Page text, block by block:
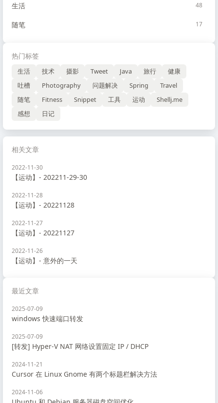
生活 48
随笔 17
热门标签
生活 技术 摄影 Tweet Java 旅行
健康
吐槽
Photography 问题解决 Spring
Travel
随笔
Fitness Snippet 工具 运动
Shellj.me
感想
日记
相关文章
2022-11-30
【运动】- 202211-29-30
2022-11-28
【运动】- 20221128
2022-11-27
【运动】- 20221127
2022-11-26
【运动】- 意外的一天
最近文章
2025-07-09
windows 快速端口转发
2025-07-09
[转发] Hyper-V NAT 网络设置固定 IP / DHCP
2024-11-21
Cursor 在 Linux Gnome 有两个标题栏解决方法
2024-11-06